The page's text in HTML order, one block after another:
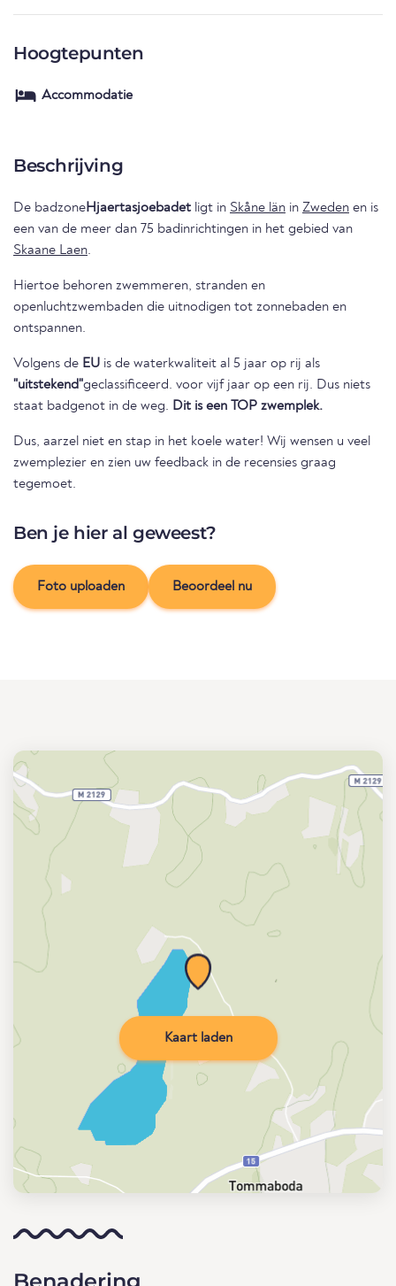
Hoogtepunten
Accommodatie
Beschrijving
De badzoneHjaertasjoebadet ligt in Skåne län in Zweden en is
een van de meer dan 75 badinrichtingen in het gebied van
Skaane Laen.
Hiertoe behoren zwemmeren, stranden en
openluchtzwembaden die uitnodigen tot zonnebaden en
ontspannen.
Volgens de EU is de waterkwaliteit al 5 jaar op rij als
"uitstekend"geclassificeerd. voor vijf jaar op een rij. Dus niets
staat badgenot in de weg. Dit is een TOP zwemplek.
Dus, aarzel niet en stap in het koele water! Wij wensen u veel
zwemplezier en zien uw feedback in de recensies graag
tegemoet.
Ben je hier al geweest?
Foto uploaden Beoordeel nu
Kaart laden